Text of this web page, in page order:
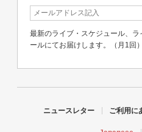
最新のライブ・スケジュール、
ールにてお届けします。（月1回）
ニュースレター ご利用に